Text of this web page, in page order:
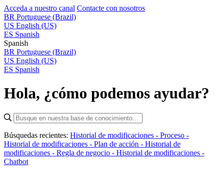
Acceda a nuestro canal Contacte con nosotros
BR Portuguese (Brazil)
US English (US)
ES Spanish
Spanish
BR Portuguese (Brazil)
US English (US)
ES Spanish
Hola, ¿cómo podemos ayudar?
Búsquedas recientes: Historial de modificaciones - Proceso -
Historial de modificaciones - Plan de acción - Historial de
modificaciones - Regla de negocio - Historial de modificaciones -
Chatbot